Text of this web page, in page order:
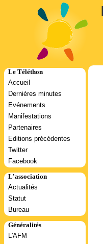
Le Téléthon
Accueil
Dernières minutes
Evénements
Manifestations
Partenaires
Editions précédentes
Twitter
Facebook
L'association
Actualités
Statut
Bureau
Généralités
L'AFM